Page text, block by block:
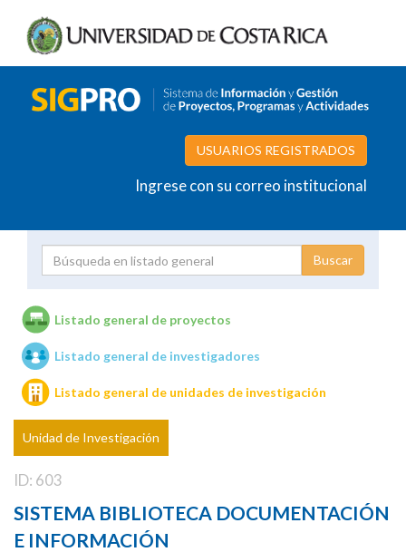
USUARIOS REGISTRADOS
Ingrese con su correo institucional
Unidades de investigación
Listado general de proyectos
Listado general de investigadores
Listado general de unidades de investigación
Unidad de Investigación
ID: 603
SISTEMA BIBLIOTECA DOCUMENTACIÓN
E INFORMACIÓN